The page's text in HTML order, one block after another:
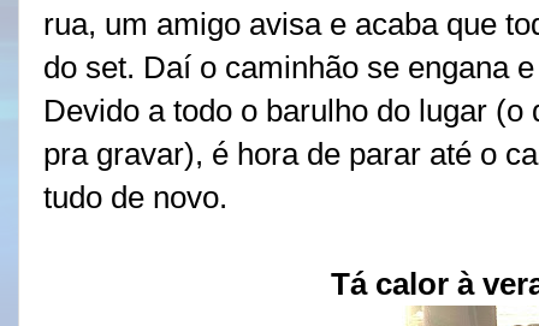
rua, um amigo avisa e acaba que
do set. Daí o caminhão se engana
Devido a todo o barulho do lugar
pra gravar), é hora de parar até o
tudo de novo.
Tá calor à